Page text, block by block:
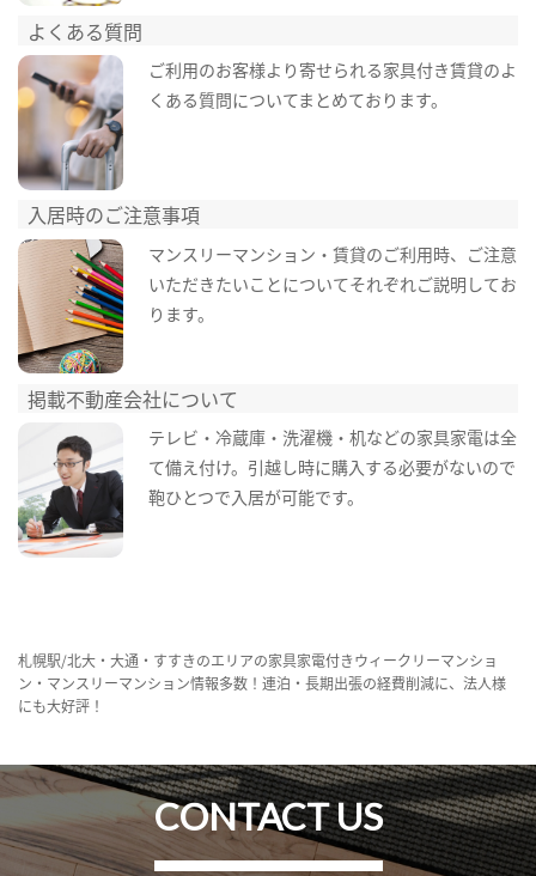
よくある質問
ご利用のお客様より寄せられる家具付き賃貸のよ
くある質問についてまとめております。
入居時のご注意事項
マンスリーマンション・賃貸のご利用時、ご注意
いただきたいことについてそれぞれご説明してお
ります。
掲載不動産会社について
テレビ・冷蔵庫・洗濯機・机などの家具家電は全
て備え付け。引越し時に購入する必要がないので
鞄ひとつで入居が可能です。
札幌駅/北大・大通・すすきのエリアの家具家電付きウィークリーマンショ
ン・マンスリーマンション情報多数！連泊・長期出張の経費削減に、法人様
にも大好評！
CONTACT US